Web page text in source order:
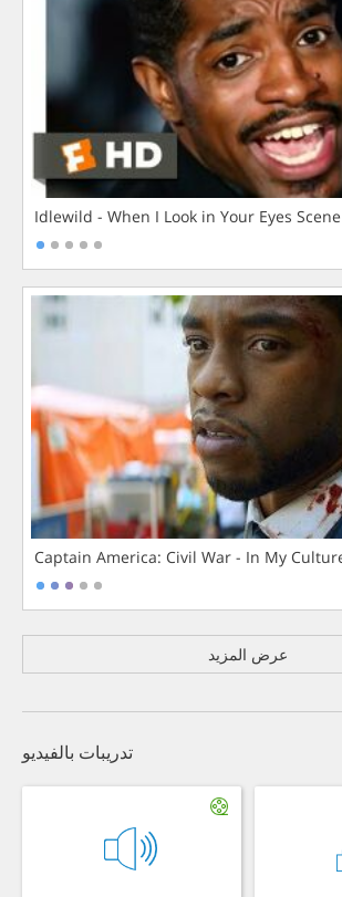
Idlewild - When I Look in Your Eyes Scene
Captain America: Civil War - In My
عرض المزيد
تدريبات بالفيديو